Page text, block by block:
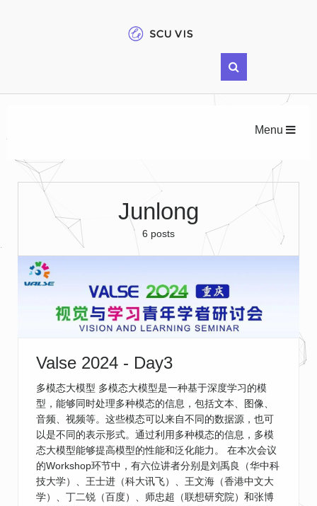
Menu
Junlong
6 posts
Valse 2024 - Day3
多模态大模型 多模态大模型是一种基于深度学习的模
型，能够同时处理多种模态的信息，包括文本、图像、
音频、视频等。这些模态可以来自不同的数据源，也可
以是不同的表示形式。通过利用多种模态的信息，多模
态大模型能够提高模型的性能和泛化能力。 在本次会议
的Workshop环节中，有六位讲者分别是刘禹良（华中科
技大学）、王士进（科大讯飞）、王文海（香港中文大
学）、丁二锐（百度）、师忠超（联想研究院）和张博